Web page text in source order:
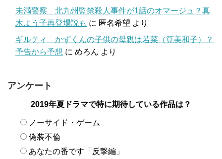
未満警察 北九州監禁殺人事件が1話のオマージュ？真
木よう子再登場説も に 匿名希望 より
ギルティ かずくんの子供の母親は若菜（筧美和子）？
予告から予想 に めろん より
アンケート
2019年夏ドラマで特に期待している作品は？
ノーサイド・ゲーム
偽装不倫
あなたの番です「反撃編」